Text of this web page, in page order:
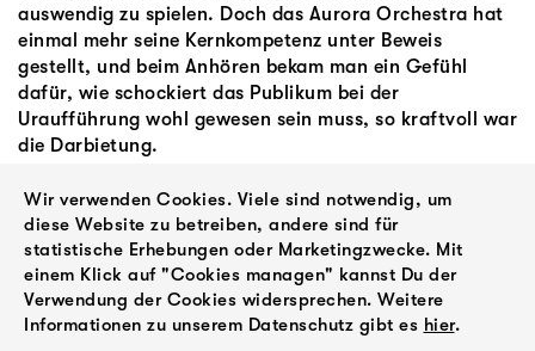
auswendig zu spielen. Doch das Aurora Orchestra hat
einmal mehr seine Kernkompetenz unter Beweis
gestellt, und beim Anhören bekam man ein Gefühl
dafür, wie schockiert das Publikum bei der
Uraufführung wohl gewesen sein muss, so kraftvoll war
die Darbietung.
Dieses gewaltige Unterfangen wurde vom Publikum,
das nach jedem Konzertteil – wenn nicht sogar nach
jedem einzelnen Stück – mit Standing Ovations
reagierte, sowie von der Presse und den
Veranstalter*innen mit größter Begeisterung
aufgenommen. Wir können es kaum erwarten, das zu
Wir verwenden Cookies. Viele sind notwendig, um
diese Website zu betreiben, andere sind für
statistische Erhebungen oder Marketingzwecke. Mit
einem Klick auf "Cookies managen" kannst Du der
Verwendung der Cookies widersprechen. Weitere
Informationen zu unserem Datenschutz gibt es hier.